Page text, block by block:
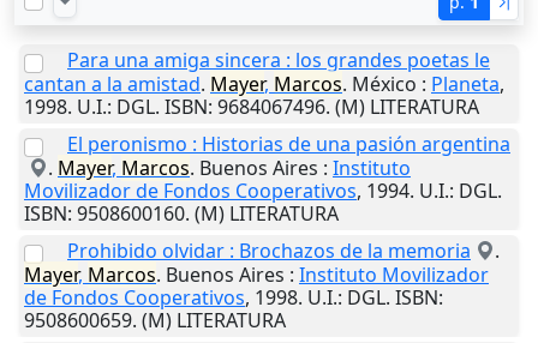
Para una amiga sincera : los grandes poetas le
cantan a la amistad. Mayer, Marcos. México : Planeta,
1998. U.I.: DGL. ISBN: 9684067496. (M) LITERATURA
El peronismo : Historias de una pasión argentina
. Mayer, Marcos. Buenos Aires : Instituto
Movilizador de Fondos Cooperativos, 1994. U.I.: DGL.
ISBN: 9508600160. (M) LITERATURA
Prohibido olvidar : Brochazos de la memoria
.
Mayer, Marcos. Buenos Aires : Instituto Movilizador
de Fondos Cooperativos, 1998. U.I.: DGL. ISBN:
9508600659. (M) LITERATURA